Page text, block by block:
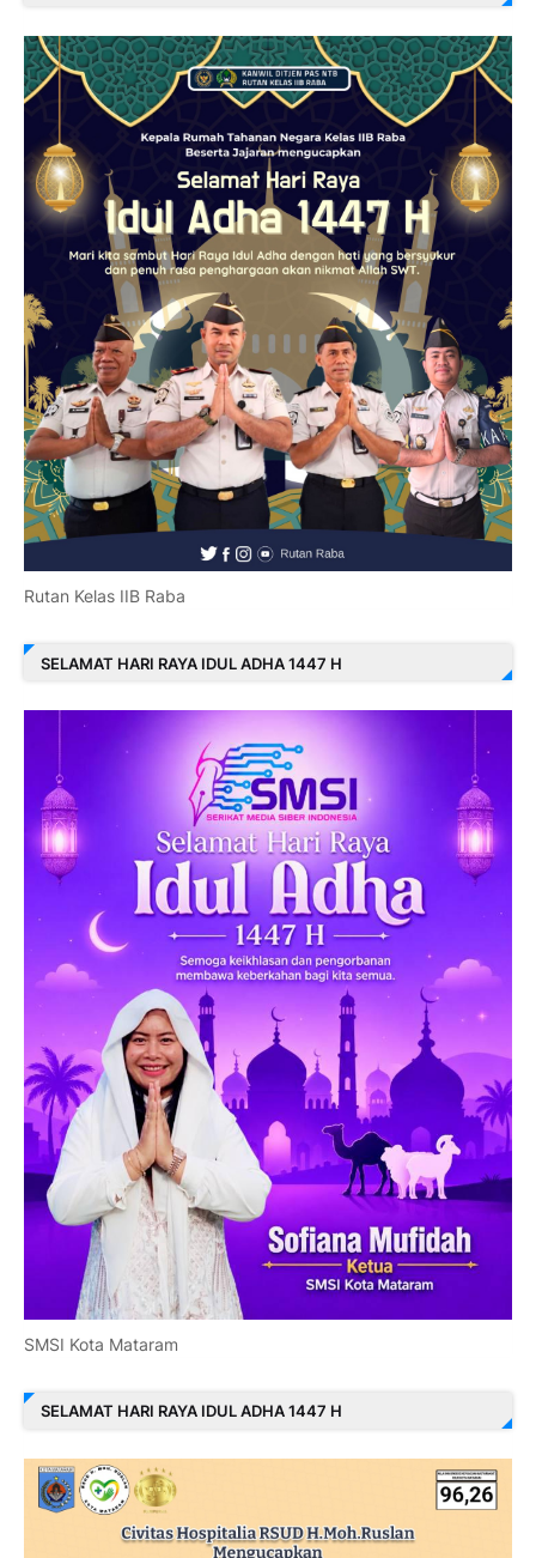
Rutan Kelas IIB Raba
SELAMAT HARI RAYA IDUL ADHA 1447 H
SMSI Kota Mataram
SELAMAT HARI RAYA IDUL ADHA 1447 H